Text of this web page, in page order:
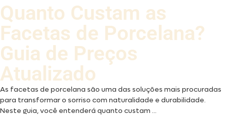
Quanto Custam as
Facetas de Porcelana?
Guia de Preços
Atualizado
As facetas de porcelana são uma das soluções mais procuradas
para transformar o sorriso com naturalidade e durabilidade.
Neste guia, você entenderá quanto custam ...